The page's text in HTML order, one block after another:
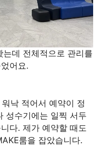
데 전체적으로 관리를
어요.
낙 적어서 예약이 정
성수기에는 일찍 서두
다. 제가 예약할 때도
룸을 잡았습니다.